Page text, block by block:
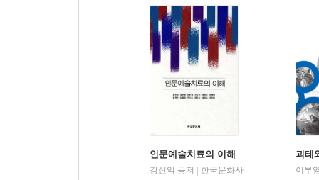
인문예술치료의 이해
강신익 등저
한국문화사
괴테
이부